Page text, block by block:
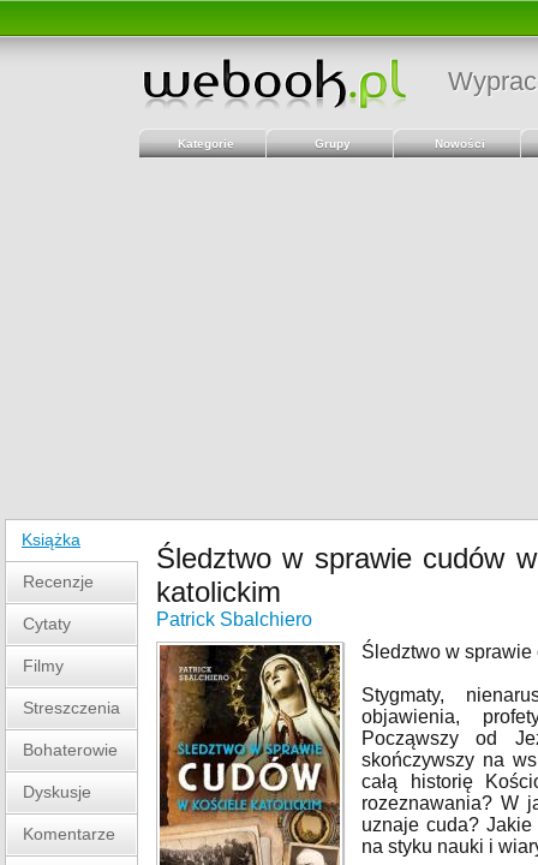
Kategorie Grupy Nowości
Książka
Recenzje
Cytaty
Filmy
Streszczenia
Bohaterowie
Dyskusje
Komentarze
Śledztwo w sprawie cudów
katolickim
Patrick Sbalchiero
Śledztwo w
Stygmaty,
objawienia,
Począwszy od
skończywszy na
całą historię
rozeznawania? W
uznaje cuda?
na styku nauki i